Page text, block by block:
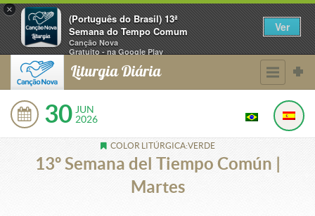
×
(Português do Brasil) 13ª
Semana do Tempo Comum
Canção Nova
Gratuito - na Google Play
Ver
Liturgia Diária
30 JUN
2026
COLOR LITÚRGICA:VERDE
13º Semana del Tiempo Común |
Martes